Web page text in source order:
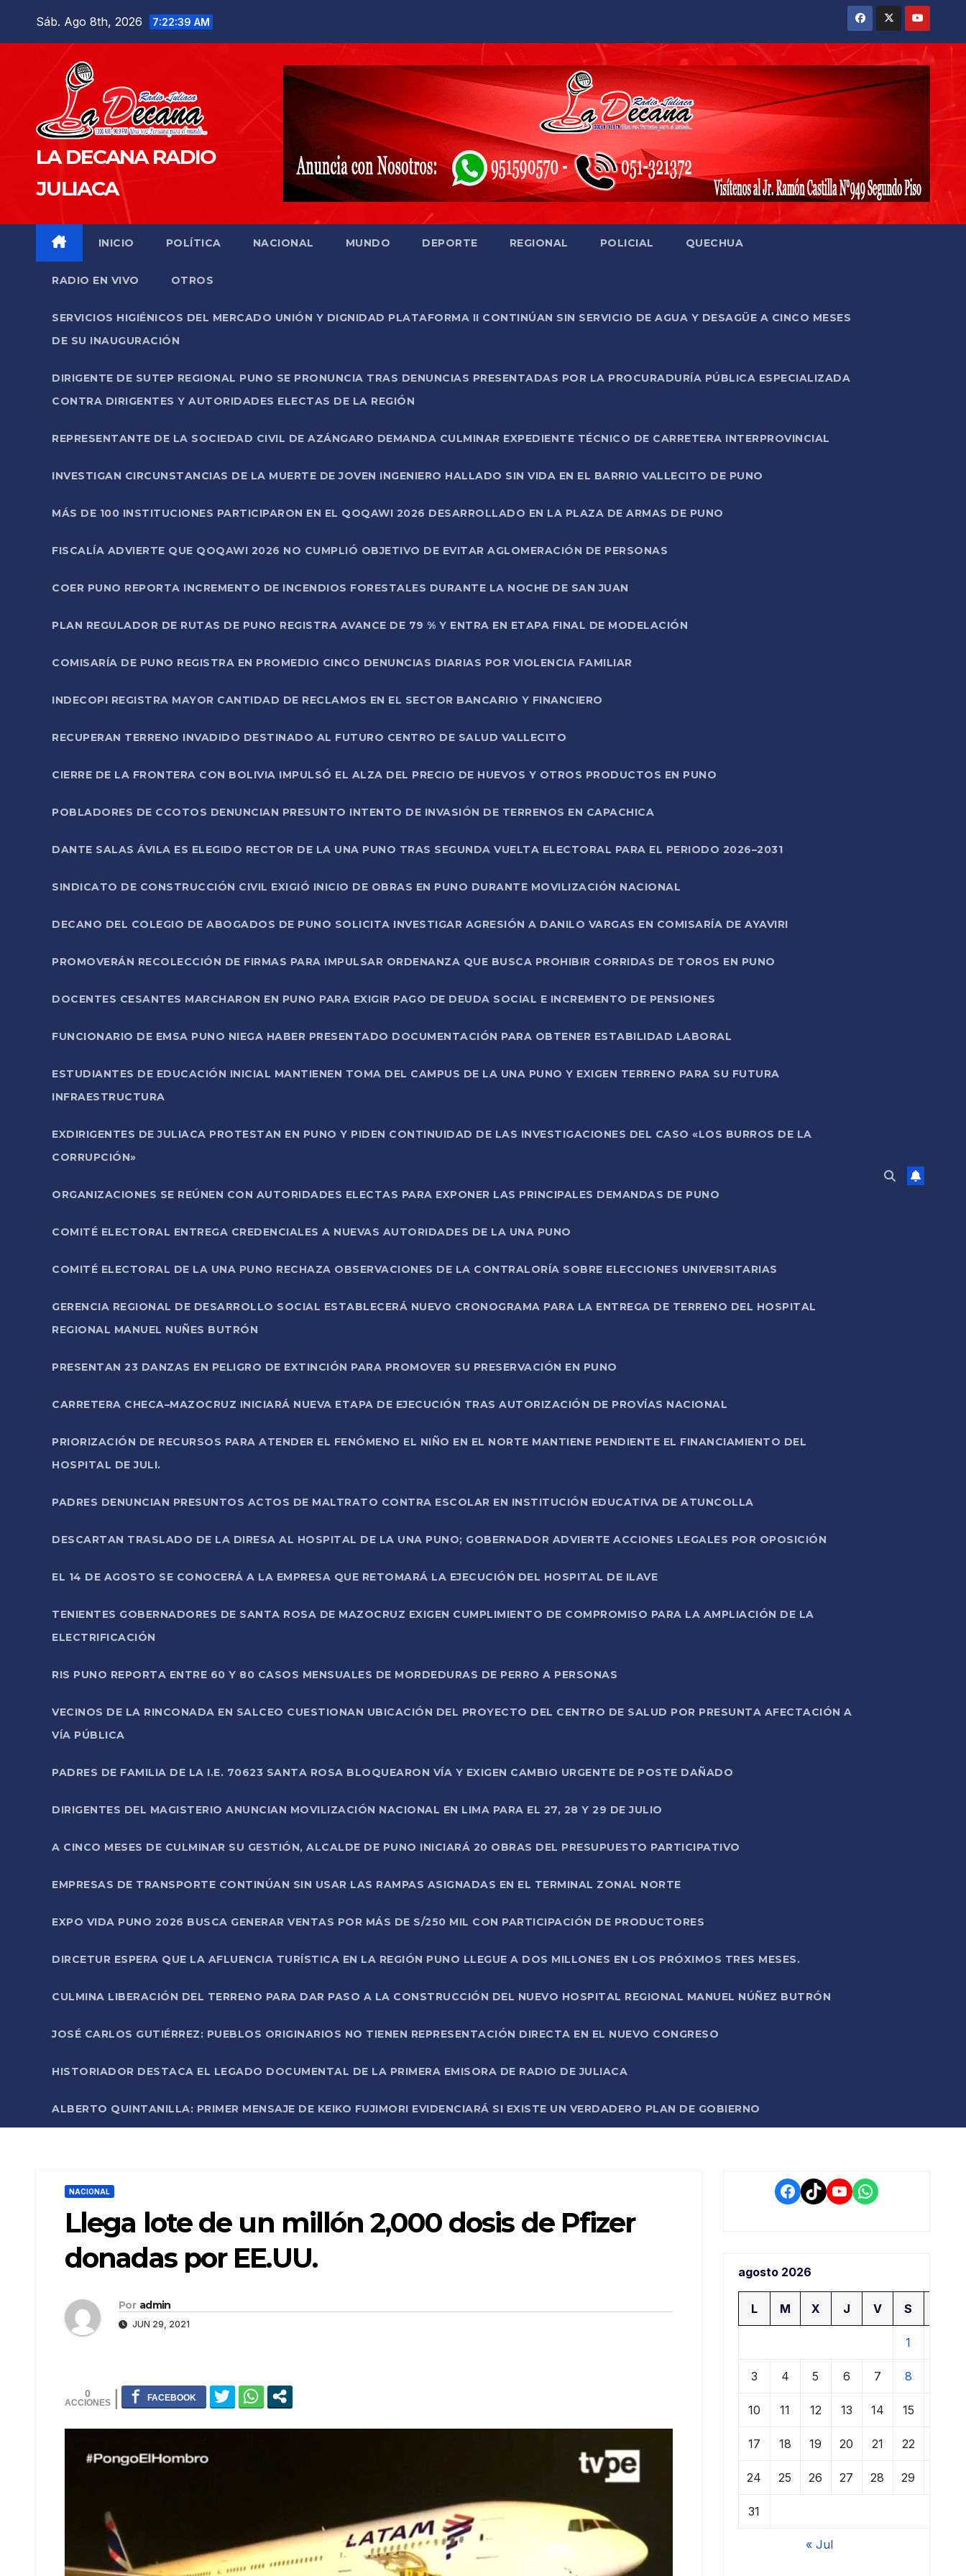
Sáb. Ago 8th, 2026 7:22:40 AM
LA DECANA RADIO
JULIACA
INICIO POLÍTICA NACIONAL MUNDO DEPORTE REGIONAL POLICIAL QUECHUA
RADIO EN VIVO OTROS
SERVICIOS HIGIÉNICOS DEL MERCADO UNIÓN Y DIGNIDAD PLATAFORMA II CONTINÚAN SIN SERVICIO DE AGUA Y DESAGÜE A CINCO MESES
DE SU INAUGURACIÓN
DIRIGENTE DE SUTEP REGIONAL PUNO SE PRONUNCIA TRAS DENUNCIAS PRESENTADAS POR LA PROCURADURÍA PÚBLICA ESPECIALIZADA
CONTRA DIRIGENTES Y AUTORIDADES ELECTAS DE LA REGIÓN
REPRESENTANTE DE LA SOCIEDAD CIVIL DE AZÁNGARO DEMANDA CULMINAR EXPEDIENTE TÉCNICO DE CARRETERA INTERPROVINCIAL
INVESTIGAN CIRCUNSTANCIAS DE LA MUERTE DE JOVEN INGENIERO HALLADO SIN VIDA EN EL BARRIO VALLECITO DE PUNO
MÁS DE 100 INSTITUCIONES PARTICIPARON EN EL QOQAWI 2026 DESARROLLADO EN LA PLAZA DE ARMAS DE PUNO
FISCALÍA ADVIERTE QUE QOQAWI 2026 NO CUMPLIÓ OBJETIVO DE EVITAR AGLOMERACIÓN DE PERSONAS
COER PUNO REPORTA INCREMENTO DE INCENDIOS FORESTALES DURANTE LA NOCHE DE SAN JUAN
PLAN REGULADOR DE RUTAS DE PUNO REGISTRA AVANCE DE 79 % Y ENTRA EN ETAPA FINAL DE MODELACIÓN
COMISARÍA DE PUNO REGISTRA EN PROMEDIO CINCO DENUNCIAS DIARIAS POR VIOLENCIA FAMILIAR
INDECOPI REGISTRA MAYOR CANTIDAD DE RECLAMOS EN EL SECTOR BANCARIO Y FINANCIERO
RECUPERAN TERRENO INVADIDO DESTINADO AL FUTURO CENTRO DE SALUD VALLECITO
CIERRE DE LA FRONTERA CON BOLIVIA IMPULSÓ EL ALZA DEL PRECIO DE HUEVOS Y OTROS PRODUCTOS EN PUNO
POBLADORES DE CCOTOS DENUNCIAN PRESUNTO INTENTO DE INVASIÓN DE TERRENOS EN CAPACHICA
DANTE SALAS ÁVILA ES ELEGIDO RECTOR DE LA UNA PUNO TRAS SEGUNDA VUELTA ELECTORAL PARA EL PERIODO 2026–2031
SINDICATO DE CONSTRUCCIÓN CIVIL EXIGIÓ INICIO DE OBRAS EN PUNO DURANTE MOVILIZACIÓN NACIONAL
DECANO DEL COLEGIO DE ABOGADOS DE PUNO SOLICITA INVESTIGAR AGRESIÓN A DANILO VARGAS EN COMISARÍA DE AYAVIRI
PROMOVERÁN RECOLECCIÓN DE FIRMAS PARA IMPULSAR ORDENANZA QUE BUSCA PROHIBIR CORRIDAS DE TOROS EN PUNO
DOCENTES CESANTES MARCHARON EN PUNO PARA EXIGIR PAGO DE DEUDA SOCIAL E INCREMENTO DE PENSIONES
FUNCIONARIO DE EMSA PUNO NIEGA HABER PRESENTADO DOCUMENTACIÓN PARA OBTENER ESTABILIDAD LABORAL
ESTUDIANTES DE EDUCACIÓN INICIAL MANTIENEN TOMA DEL CAMPUS DE LA UNA PUNO Y EXIGEN TERRENO PARA SU FUTURA
INFRAESTRUCTURA
EXDIRIGENTES DE JULIACA PROTESTAN EN PUNO Y PIDEN CONTINUIDAD DE LAS INVESTIGACIONES DEL CASO «LOS BURROS DE LA
CORRUPCIÓN»
ORGANIZACIONES SE REÚNEN CON AUTORIDADES ELECTAS PARA EXPONER LAS PRINCIPALES DEMANDAS DE PUNO
COMITÉ ELECTORAL ENTREGA CREDENCIALES A NUEVAS AUTORIDADES DE LA UNA PUNO
COMITÉ ELECTORAL DE LA UNA PUNO RECHAZA OBSERVACIONES DE LA CONTRALORÍA SOBRE ELECCIONES UNIVERSITARIAS
GERENCIA REGIONAL DE DESARROLLO SOCIAL ESTABLECERÁ NUEVO CRONOGRAMA PARA LA ENTREGA DE TERRENO DEL HOSPITAL
REGIONAL MANUEL NUÑES BUTRÓN
PRESENTAN 23 DANZAS EN PELIGRO DE EXTINCIÓN PARA PROMOVER SU PRESERVACIÓN EN PUNO
CARRETERA CHECA–MAZOCRUZ INICIARÁ NUEVA ETAPA DE EJECUCIÓN TRAS AUTORIZACIÓN DE PROVÍAS NACIONAL
PRIORIZACIÓN DE RECURSOS PARA ATENDER EL FENÓMENO EL NIÑO EN EL NORTE MANTIENE PENDIENTE EL FINANCIAMIENTO DEL
HOSPITAL DE JULI.
PADRES DENUNCIAN PRESUNTOS ACTOS DE MALTRATO CONTRA ESCOLAR EN INSTITUCIÓN EDUCATIVA DE ATUNCOLLA
DESCARTAN TRASLADO DE LA DIRESA AL HOSPITAL DE LA UNA PUNO; GOBERNADOR ADVIERTE ACCIONES LEGALES POR OPOSICIÓN
EL 14 DE AGOSTO SE CONOCERÁ A LA EMPRESA QUE RETOMARÁ LA EJECUCIÓN DEL HOSPITAL DE ILAVE
TENIENTES GOBERNADORES DE SANTA ROSA DE MAZOCRUZ EXIGEN CUMPLIMIENTO DE COMPROMISO PARA LA AMPLIACIÓN DE LA
ELECTRIFICACIÓN
RIS PUNO REPORTA ENTRE 60 Y 80 CASOS MENSUALES DE MORDEDURAS DE PERRO A PERSONAS
VECINOS DE LA RINCONADA EN SALCEO CUESTIONAN UBICACIÓN DEL PROYECTO DEL CENTRO DE SALUD POR PRESUNTA AFECTACIÓN A
VÍA PÚBLICA
PADRES DE FAMILIA DE LA I.E. 70623 SANTA ROSA BLOQUEARON VÍA Y EXIGEN CAMBIO URGENTE DE POSTE DAÑADO
DIRIGENTES DEL MAGISTERIO ANUNCIAN MOVILIZACIÓN NACIONAL EN LIMA PARA EL 27, 28 Y 29 DE JULIO
A CINCO MESES DE CULMINAR SU GESTIÓN, ALCALDE DE PUNO INICIARÁ 20 OBRAS DEL PRESUPUESTO PARTICIPATIVO
EMPRESAS DE TRANSPORTE CONTINÚAN SIN USAR LAS RAMPAS ASIGNADAS EN EL TERMINAL ZONAL NORTE
EXPO VIDA PUNO 2026 BUSCA GENERAR VENTAS POR MÁS DE S/250 MIL CON PARTICIPACIÓN DE PRODUCTORES
DIRCETUR ESPERA QUE LA AFLUENCIA TURÍSTICA EN LA REGIÓN PUNO LLEGUE A DOS MILLONES EN LOS PRÓXIMOS TRES MESES.
CULMINA LIBERACIÓN DEL TERRENO PARA DAR PASO A LA CONSTRUCCIÓN DEL NUEVO HOSPITAL REGIONAL MANUEL NÚÑEZ BUTRÓN
JOSÉ CARLOS GUTIÉRREZ: PUEBLOS ORIGINARIOS NO TIENEN REPRESENTACIÓN DIRECTA EN EL NUEVO CONGRESO
HISTORIADOR DESTACA EL LEGADO DOCUMENTAL DE LA PRIMERA EMISORA DE RADIO DE JULIACA
ALBERTO QUINTANILLA: PRIMER MENSAJE DE KEIKO FUJIMORI EVIDENCIARÁ SI EXISTE UN VERDADERO PLAN DE GOBIERNO
NACIONAL
Llega lote de un millón 2,000 dosis de Pfizer
donadas por EE.UU.
Por admin
JUN 29, 2021
0
Facebook
TikTokYouTube
WhatsApp
agosto 2026
L M X J V S
1
3 4 5 6 7 8
10 11 12 13 14 15
17 18 19 20 21 22
24 25 26 27 28 29
31
« Jul